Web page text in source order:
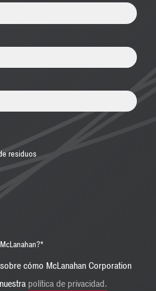
residuos
*
cómo McLanahan Corporation
política de privacidad.